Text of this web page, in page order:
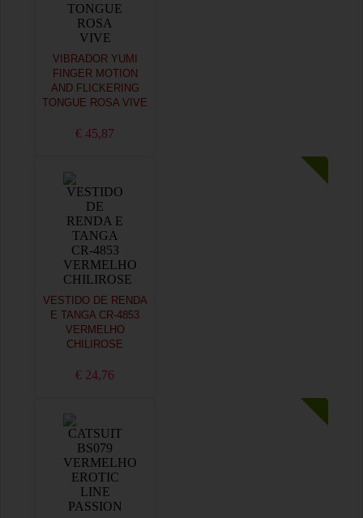
VIBRADOR YUMI
FINGER MOTION
AND FLICKERING
TONGUE ROSA VIVE
€ 45,87
VESTIDO DE RENDA
E TANGA CR-4853
VERMELHO
CHILIROSE
€ 24,76